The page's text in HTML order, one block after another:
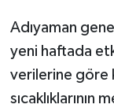
Adıyaman
yeni haftada
verilerine göre
sıcaklıklarının